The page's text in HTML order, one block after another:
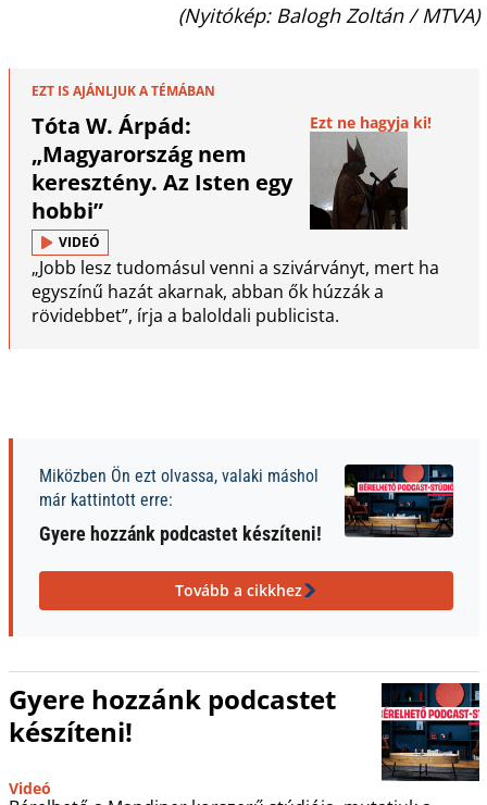
(Nyitókép: Balogh Zoltán / MTVA)
EZT IS AJÁNLJUK A TÉMÁBAN
Tóta W. Árpád:
„Magyarország nem
keresztény. Az Isten egy
hobbi”
Ezt ne hagyja ki!
VIDEÓ
„Jobb lesz tudomásul venni a szivárványt, mert ha
egyszínű hazát akarnak, abban ők húzzák a
rövidebbet”, írja a baloldali publicista.
Miközben Ön ezt olvassa, valaki máshol
már kattintott erre:
Gyere hozzánk podcastet készíteni!
Tovább a cikkhez
Gyere hozzánk podcastet
készíteni!
Videó